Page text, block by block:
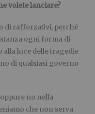
volete lanciare?
di rafforzativi, perché
ogni forma di
luce delle tragedie
di qualsiasi governo
no nella
che non serva